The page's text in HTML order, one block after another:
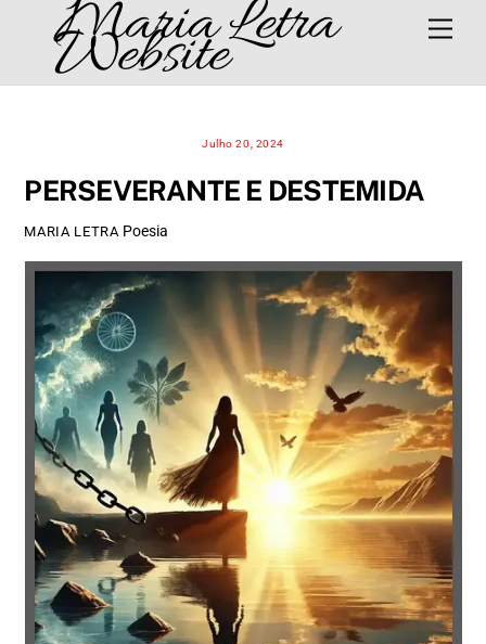
content
Maria Letra
Website
Julho 20, 2024
PERSEVERANTE E DESTEMIDA
MARIA LETRA Poesia